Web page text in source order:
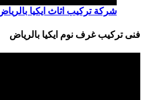
شركة تركيب اثاث ايكيا بالرياض
فنى تركيب غرف نوم ايكيا بالرياض